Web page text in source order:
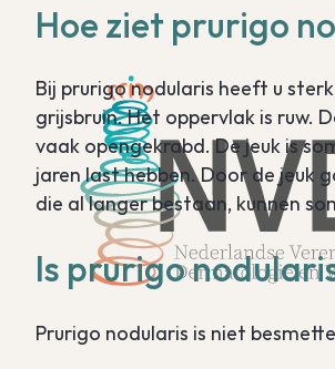
Hoe ziet prurigo
Bij prurigo nodularis heeft u
grijsbruin. Het oppervlak is ruw.
vaak opengekrabd. De jeuk is
jaren last hebben. Door de jeuk
die al langer bestaan, kunnen
Is prurigo
Prurigo nodularis is niet